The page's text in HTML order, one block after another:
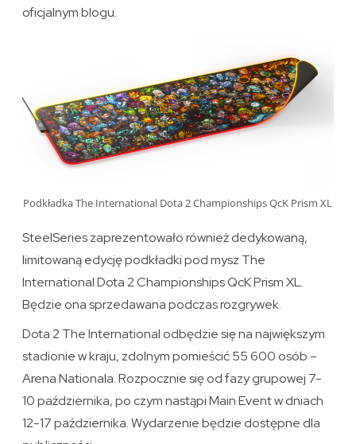
oficjalnym blogu.
Podkładka The International Dota 2 Championships QcK Prism XL
SteelSeries zaprezentowało również dedykowaną,
limitowaną edycję podkładki pod mysz The
International Dota 2 Championships QcK Prism XL.
Będzie ona sprzedawana podczas rozgrywek.
Dota 2 The International odbędzie się na największym
stadionie w kraju, zdolnym pomieścić 55 600 osób –
Arena Nationala. Rozpocznie się od fazy grupowej 7-
10 października, po czym nastąpi Main Event w dniach
12-17 października. Wydarzenie będzie dostępne dla